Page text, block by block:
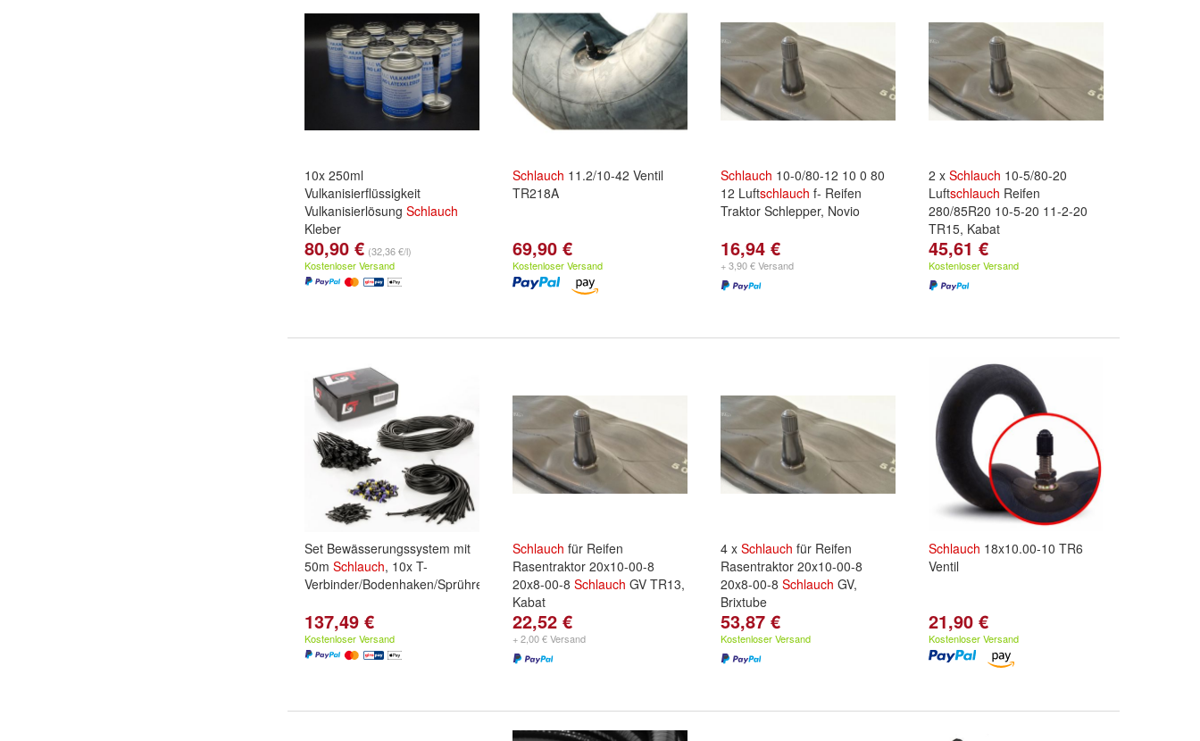
10x 250ml
Vulkanisierflüssigkeit
Vulkanisierlösung Schlauch
Kleber
80,90 € (32,36 €/l)
Kostenloser Versand
Schlauch 11.2/10-42 Ventil
TR218A
69,90 €
Kostenloser Versand
Schlauch 10-0/80-12 10 0 80
12 Luftschlauch f- Reifen
Traktor Schlepper, Novio
16,94 €
+ 3,90 € Versand
2 x Schlauch 10-5/80-20
Luftschlauch Reifen
280/85R20 10-5-20 11-2-20
TR15, Kabat
45,61 €
Kostenloser Versand
Set Bewässerungssystem mit
50m Schlauch, 10x T-
Verbinder/Bodenhaken/Sprühregner
137,49 €
Kostenloser Versand
Schlauch für Reifen
Rasentraktor 20x10-00-8
20x8-00-8 Schlauch GV TR13,
Kabat
22,52 €
+ 2,00 € Versand
4 x Schlauch für Reifen
Rasentraktor 20x10-00-8
20x8-00-8 Schlauch GV,
Brixtube
53,87 €
Kostenloser Versand
Schlauch 18x10.00-10 TR6
Ventil
21,90 €
Kostenloser Versand